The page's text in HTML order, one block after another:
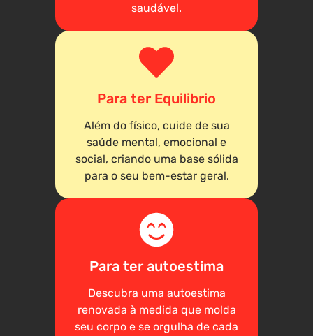
saudável.
Para ter Equilibrio
Além do físico, cuide de sua
saúde mental, emocional e
social, criando uma base sólida
para o seu bem-estar geral.
Para ter autoestima
Descubra uma autoestima
renovada à medida que molda
seu corpo e se orgulha de cada